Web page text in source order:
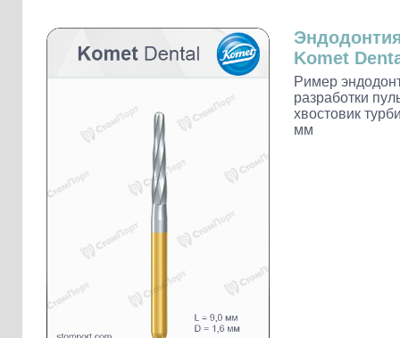
Наконечники и переходники KaVo
Komet
Ример
разработки
хвостовик
мм